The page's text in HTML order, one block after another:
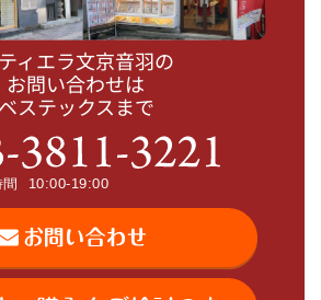
ィエラ文京音羽の
お問い合わせは
ベステックスまで